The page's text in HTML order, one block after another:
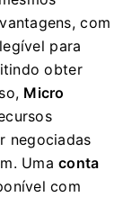
com
para
obter
Micro
negociadas
Umaconta
com